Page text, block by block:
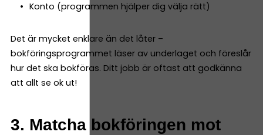
Konto (programmen hjälper dig välja rätt)
Det är mycket enklare än det låter –
bokföringsprogrammet läser av underlaget och föreslår
hur det ska bokföras. Ditt jobb är oftast att godkänna
att allt se ok ut!
3. Matcha bokföringen mot